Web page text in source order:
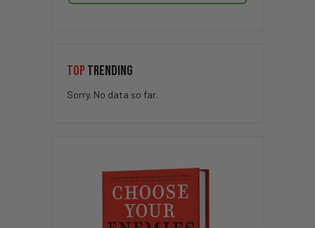
TOP TRENDING
Sorry. No data so far.